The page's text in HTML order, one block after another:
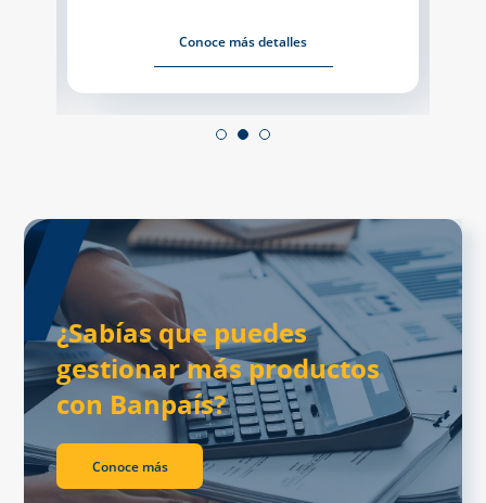
Conoce más detalles
¿Sabías que puedes
gestionar más productos
con Banpaís?
Conoce más